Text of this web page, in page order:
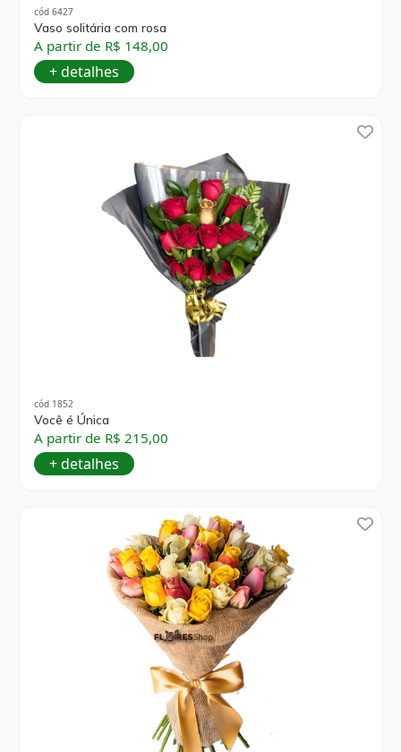
cód 6427
Vaso solitária com rosa
A partir de R$ 148,00
+ detalhes
cód 1852
Você é Única
A partir de R$ 215,00
+ detalhes